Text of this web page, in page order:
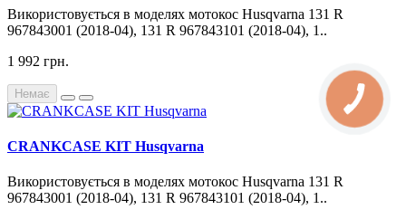
Використовується в моделях мотокос Husqvarna 131 R
967843001 (2018-04), 131 R 967843101 (2018-04), 1..
1 992 грн.
Немає
CRANKCASE KIT Husqvarna
Використовується в моделях мотокос Husqvarna 131 R
967843001 (2018-04), 131 R 967843101 (2018-04), 1..